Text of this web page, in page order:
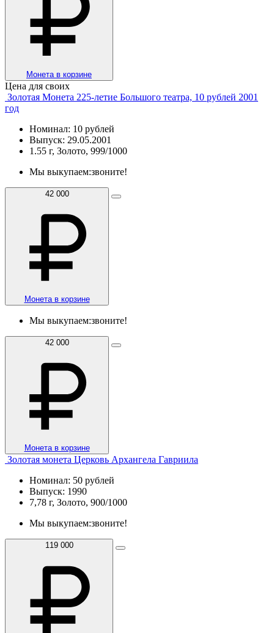
Монета в корзине
Цена для своих
Золотая Монета 225-летие Большого театра, 10 рублей 2001
год
Номинал: 10 рублей
Выпуск: 29.05.2001
1.55 г, Золото, 999/1000
Мы выкупаем:звоните!
42 000
Монета в корзине
Мы выкупаем:звоните!
42 000
Монета в корзине
Золотая монета Церковь Архангела Гавриила
Номинал: 50 рублей
Выпуск: 1990
7,78 г, Золото, 900/1000
Мы выкупаем:звоните!
119 000